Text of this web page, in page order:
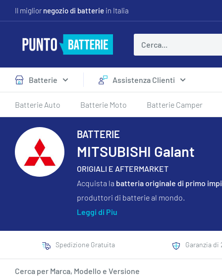
al
contenuto
Il miglior negozio di batterie in Italia
Puntobatterie
Batterie Assistenza Clienti
Batterie Auto Batterie Moto Batterie Camper
BATTERIE
MITSUBISHI Galant
ORIGIALI E AFTERMARKET
Acquista la batteria originale di primo
produttori di batterie al mondo.
Leggi di Piu
Spedizione Gratuita Garanzia di
Cerca per Marca, Modello e Versione